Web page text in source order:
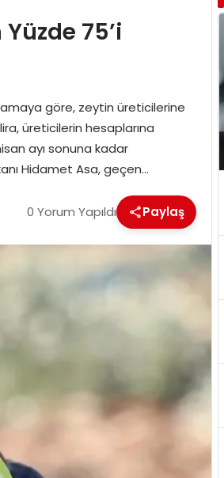
75’i
göre, zeytin üreticilerine
üreticilerin hesaplarına
ayı sonuna kadar
Hidamet Asa, geçen…
0 Yorum Yapıldı Paylaş